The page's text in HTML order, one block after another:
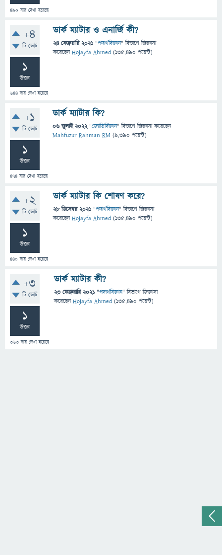
490 বার দেখা হয়েছে
+4
টি ভোট
1
উত্তর
644 বার দেখা হয়েছে
ডার্ক ম্যাটার ও এনার্জি কী?
24 ফেব্রুয়ারি 2021 "পদার্থবিজ্ঞান" বিভাগে জিজ্ঞাসা
করেছেনHojayfa Ahmed (135,490 পয়েন্ট)
+1
টি ভোট
1
উত্তর
474 বার দেখা হয়েছে
ডার্ক ম্যাটার কি?
06 জুলাই 2022 "জ্যোতির্বিজ্ঞান" বিভাগে জিজ্ঞাসাকরেছেন
Mahfuzur Rahman RM (9,390 পয়েন্ট)
+2
টি ভোট
1
উত্তর
440 বার দেখা হয়েছে
ডার্ক ম্যাটার কি শোষণ করে?
28 ডিসেম্বর 2021 "পদার্থবিজ্ঞান" বিভাগে জিজ্ঞাসা
করেছেনHojayfa Ahmed (135,490 পয়েন্ট)
+3
টি ভোট
1
উত্তর
363 বার দেখা হয়েছে
ডার্ক ম্যাটার কী?
23 ফেব্রুয়ারি 2021 "পদার্থবিজ্ঞান" বিভাগে জিজ্ঞাসা
করেছেনHojayfa Ahmed (135,490 পয়েন্ট)